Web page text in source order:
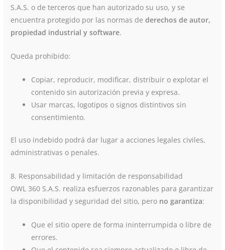
S.A.S. o de terceros que han autorizado su uso, y se
encuentra protegido por las normas dederechos de autor,
propiedad industrial y software.
Queda prohibido:
Copiar, reproducir, modificar, distribuir o explotar el
contenido sin autorización previa y expresa.
Usar marcas, logotipos o signos distintivos sin
consentimiento.
El uso indebido podrá dar lugar a acciones legales civiles,
administrativas o penales.
8. Responsabilidad y limitación de responsabilidad
OWL 360 S.A.S. realiza esfuerzos razonables para garantizar
la disponibilidad y seguridad del sitio, pero no garantiza:
Que el sitio opere de forma ininterrumpida o libre de
errores.